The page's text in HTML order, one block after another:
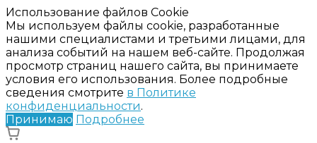
Использование файлов Cookie
Мы используем файлы cookie, разработанные
нашими специалистами и третьими лицами, для
анализа событий на нашем веб-сайте. Продолжая
просмотр страниц нашего сайта, вы принимаете
условия его использования. Более подробные
сведения смотрите в Политике
конфиденциальности.
Принимаю Подробнее